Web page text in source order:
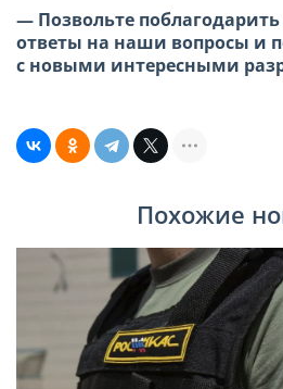
— Позвольте
ответы на наши вопросы и
с новыми интересными
Похожие